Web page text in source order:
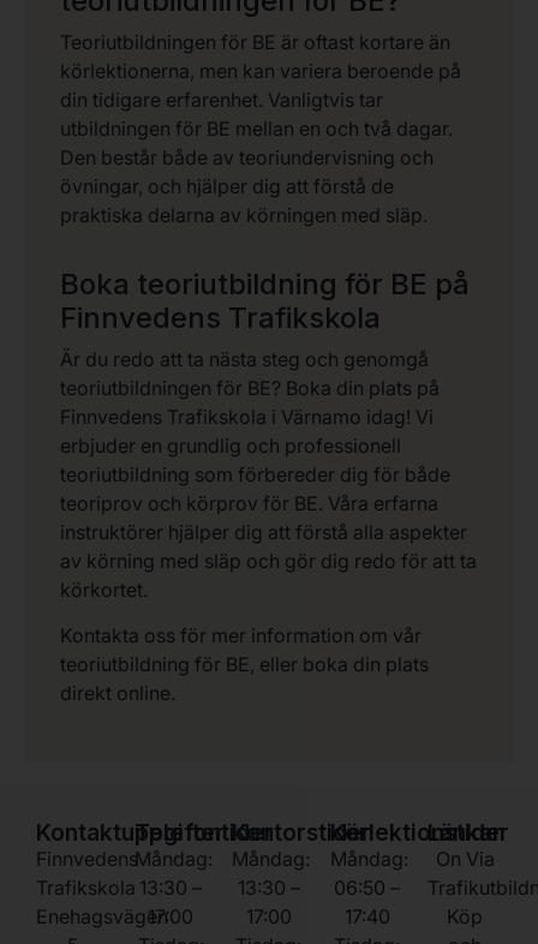
Teoriutbildningen för BE är oftast kortare än
körlektionerna, men kan variera beroende på
din tidigare erfarenhet. Vanligtvis tar
utbildningen för BE mellan en och två dagar.
Den består både av teoriundervisning och
övningar, och hjälper dig att förstå de
praktiska delarna av körningen med släp.
Boka teoriutbildning för BE på
Finnvedens Trafikskola
Är du redo att ta nästa steg och genomgå
teoriutbildningen för BE? Boka din plats på
Finnvedens Trafikskola i Värnamo idag! Vi
erbjuder en grundlig och professionell
teoriutbildning som förbereder dig för både
teoriprov och körprov för BE. Våra erfarna
instruktörer hjälper dig att förstå alla aspekter
av körning med släp och gör dig redo för att ta
körkortet.
Kontakta oss för mer information om vår
teoriutbildning för BE, eller boka din plats
direkt online.
Kontaktuppgifter
Finnvedens
Trafikskola
Enehagsvägen
Telefontider
Måndag:
13:30 –
17:00
Kontorstider
Måndag:
13:30 –
17:00
Körlektionstider
Måndag:
06:50 –
17:40
Länkar
On Via
Köp